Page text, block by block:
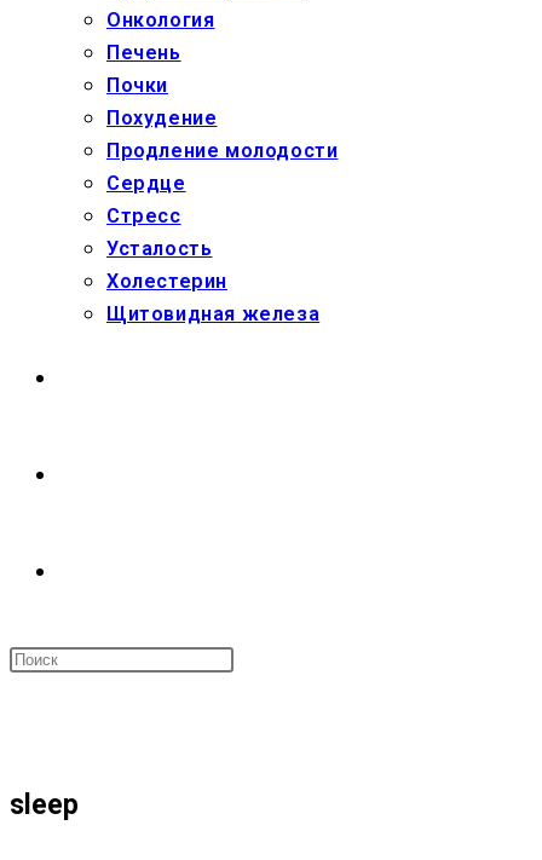
Онкология
Печень
Почки
Похудение
Продление молодости
Сердце
Стресс
Усталость
Холестерин
Щитовидная железа
ПОИСК
sleep